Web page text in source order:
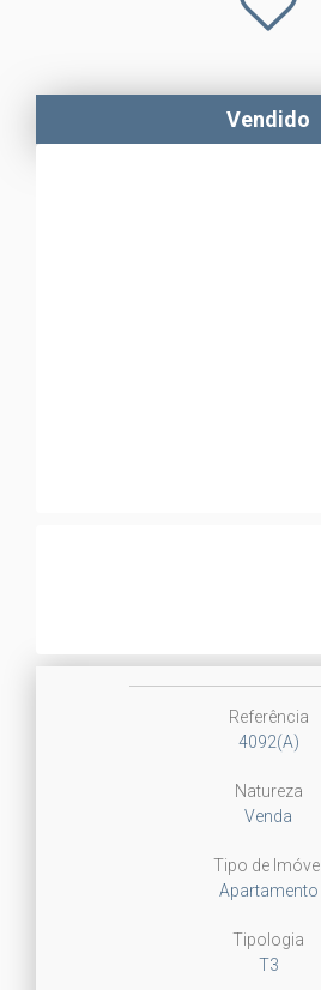
Vendido
Referência
4092(A)
Natureza
Venda
Tipo de Imóvel
Apartamento
Tipologia
T3